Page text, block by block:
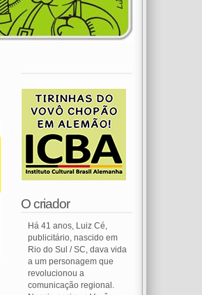
O criador
Há 41 anos, Luiz Cé,
publicitário, nascido em
Rio do Sul / SC, dava vida
a um personagem que
revolucionou a
comunicação regional.